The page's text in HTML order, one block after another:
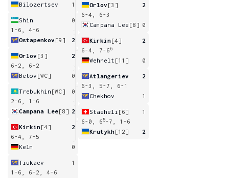
Bilozertsev 1
Shin
0
1-6, 4-6
Ostapenkov [9] 2
Orlov [3]
2
6-2, 6-2
Betov [WC] 0
Trebukhin [WC]
0
2-6, 1-6
Campana Lee[8] 2
Kirkin[4]
2
6-4, 7-5
Kelm
0
Tiukaev
1
1-6, 6-2, 4-6
Orlov [3]
2
6-4, 6-3
Campana Lee [8] 0
Kirkin[4]
2
6-4, 7-6 6
Wehnelt [11] 0
Atlangeriev
2
6-3, 5-7, 6-1
Chekhov
1
Staeheli [6]
1
6-0, 6 5-7, 1-6
Krutykh[12] 2